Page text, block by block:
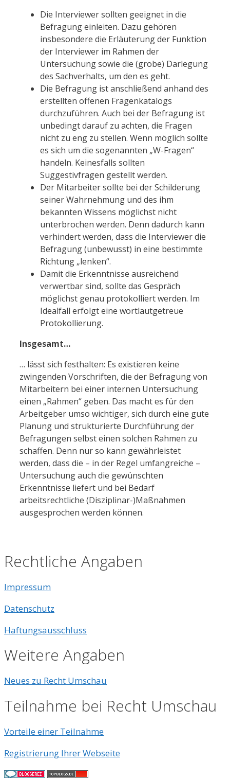
Die Interviewer sollten geeignet in die
Befragung einleiten. Dazu gehören
insbesondere die Erläuterung der Funktion
der Interviewer im Rahmen der
Untersuchung sowie die (grobe) Darlegung
des Sachverhalts, um den es geht.
Die Befragung ist anschließend anhand des
erstellten offenen Fragenkatalogs
durchzuführen. Auch bei der Befragung ist
unbedingt darauf zu achten, die Fragen
nicht zu eng zu stellen. Wenn möglich sollte
es sich um die sogenannten „W-Fragen“
handeln. Keinesfalls sollten
Suggestivfragen gestellt werden.
Der Mitarbeiter sollte bei der Schilderung
seiner Wahrnehmung und des ihm
bekannten Wissens möglichst nicht
unterbrochen werden. Denn dadurch kann
verhindert werden, dass die Interviewer die
Befragung (unbewusst) in eine bestimmte
Richtung „lenken“.
Damit die Erkenntnisse ausreichend
verwertbar sind, sollte das Gespräch
möglichst genau protokolliert werden. Im
Idealfall erfolgt eine wortlautgetreue
Protokollierung.
Insgesamt…
… lässt sich festhalten: Es existieren keine
zwingenden Vorschriften, die der Befragung von
Mitarbeitern bei einer internen Untersuchung
einen „Rahmen“ geben. Das macht es für den
Arbeitgeber umso wichtiger, sich durch eine gute
Planung und strukturierte Durchführung der
Befragungen selbst einen solchen Rahmen zu
schaffen. Denn nur so kann gewährleistet
werden, dass die – in der Regel umfangreiche –
Untersuchung auch die gewünschten
Erkenntnisse liefert und bei Bedarf
arbeitsrechtliche (Disziplinar-)Maßnahmen
ausgesprochen werden können.
Rechtliche Angaben
Impressum
Datenschutz
Haftungsausschluss
Weitere Angaben
Neues zu Recht Umschau
Teilnahme bei Recht Umschau
Vorteile einer Teilnahme
Registrierung Ihrer Webseite